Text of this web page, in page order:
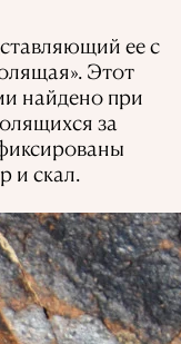
ее с
Этот
найдено при
за
и скал.